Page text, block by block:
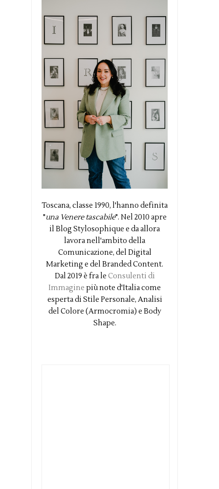
Toscana, classe 1990, l'hanno definita
"una Venere tascabile". Nel 2010 apre
il Blog Stylosophique e da allora
lavora nell'ambito della
Comunicazione, del Digital
Marketing e del Branded Content.
Dal 2019 è fra le Consulenti di
Immagine più note d'Italia come
esperta di Stile Personale, Analisi
del Colore (Armocromia) e Body
Shape.